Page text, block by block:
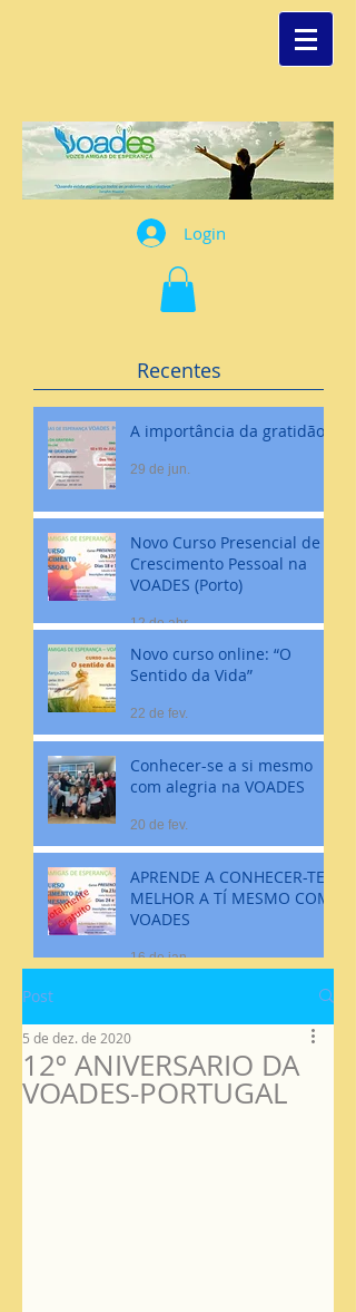
Login
Recentes
A importância da gratidão
29 de jun.
Novo Curso Presencial de
Crescimento Pessoal na
VOADES (Porto)
12 de abr.
Novo curso online: “O
Sentido da Vida”
22 de fev.
Conhecer-se a si mesmo
com alegria na VOADES
20 de fev.
APRENDE A CONHECER-TE
MELHOR A TÍ MESMO COM
VOADES
16 de jan.
Post
12º ANIVERSARIO DA
VOADES-PORTUGAL
5 de dez. de 2020